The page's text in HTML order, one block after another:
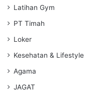
Latihan Gym
PT Timah
Loker
Kesehatan & Lifestyle
Agama
JAGAT